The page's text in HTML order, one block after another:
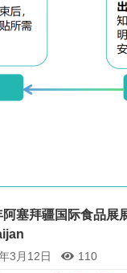
阿塞拜疆国际食品展
3月12日
110